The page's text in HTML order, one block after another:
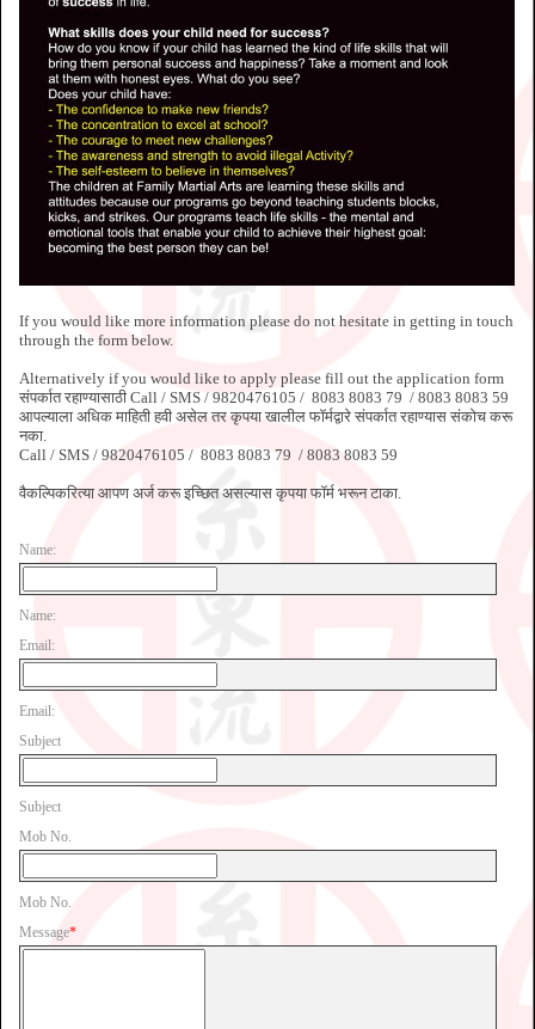
If you would like more information please do not hesitate in getting in touch
through the form below.
Alternatively if you would like to apply please fill out the application form
संपर्कात रहाण्यासाठी Call / SMS / 9820476105 / 8083 8083 79 / 8083 8083 59
आपल्याला अधिक माहिती हवी असेल तर कृपया खालील फॉर्मद्वारे संपर्कात रहाण्यास संकोच करू
नका.
Call / SMS / 9820476105 / 8083 8083 79 / 8083 8083 59
वैकल्पिकरित्या आपण अर्ज करू इच्छित असल्यास कृपया फॉर्म भरून टाका.
Name:
Name:
Email:
Email:
Subject
Subject
Mob No.
Mob No.
Message*